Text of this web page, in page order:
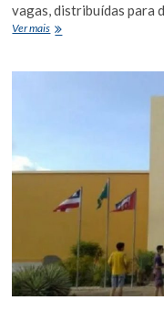
vagas, distribuídas para
Ver maisIFBA
e
Matemática
EAD
segunda-
feira
(24)